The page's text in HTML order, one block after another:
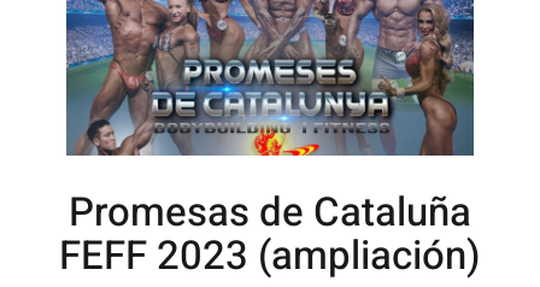
Promesas de Cataluña
FEFF 2023 (ampliación)